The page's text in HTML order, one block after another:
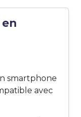
smartphone
avec